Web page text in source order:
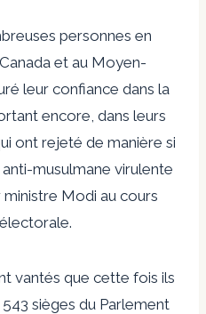
personnes en
et au Moyen-
leur confiance dans la
encore, dans leurs
ont rejeté de manière si
musulmane virulente
Modi au cours
vantés que cette fois ils
sièges du Parlement